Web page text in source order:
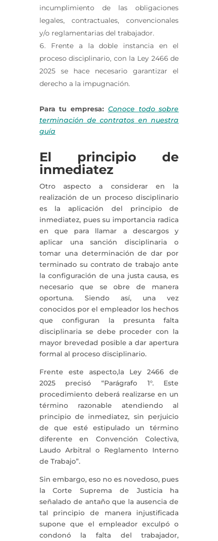
incumplimiento de las obligaciones
legales, contractuales, convencionales
y/o reglamentarias del trabajador.
Frente a la doble instancia en el
proceso disciplinario, con la Ley 2466 de
2025 se hace necesario garantizar el
derecho a la impugnación.
Para tu empresa: Conoce todo sobre
terminación de contratos en nuestra
guía
El principio de
inmediatez
Otro aspecto a considerar en la
realización de un proceso disciplinario
es la aplicación del principio de
inmediatez, pues su importancia radica
en que para llamar a descargos y
aplicar una sanción disciplinaria o
tomar una determinación de dar por
terminado su contrato de trabajo ante
la configuración de una justa causa, es
necesario que se obre de manera
oportuna. Siendo así, una vez
conocidos por el empleador los hechos
que configuran la presunta falta
disciplinaria se debe proceder con la
mayor brevedad posible a dar apertura
formal al proceso disciplinario.
Frente este aspecto,la Ley 2466 de
2025 precisó “Parágrafo 1°. Este
procedimiento deberá realizarse en un
término razonable atendiendo al
principio de inmediatez, sin perjuicio
de que esté estipulado un término
diferente en Convención Colectiva,
Laudo Arbitral o Reglamento Interno
de Trabajo”.
Sin embargo, eso no es novedoso, pues
la Corte Suprema de Justicia ha
señalado de antaño que la ausencia de
tal principio de manera injustificada
supone que el empleador exculpó o
condonó la falta del trabajador,